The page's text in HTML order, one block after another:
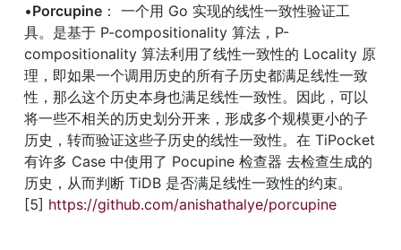
•Porcupine ： 一个用 Go 实现的线性一致性验证工
具。是基于 P-compositionality 算法，P-
compositionality 算法利用了线性一致性的 Locality 原
理，即如果一个调用历史的所有子历史都满足线性一致
性，那么这个历史本身也满足线性一致性。因此，可以
将一些不相关的历史划分开来，形成多个规模更小的子
历史，转而验证这些子历史的线性一致性。在 TiPocket
有许多 Case 中使用了 Pocupine 检查器 去检查生成的
历史，从而判断 TiDB 是否满足线性一致性的约束。
[5] https://github.com/anishathalye/porcupine